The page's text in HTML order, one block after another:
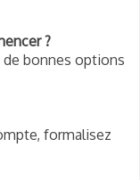
?
bonnes options
formalisez